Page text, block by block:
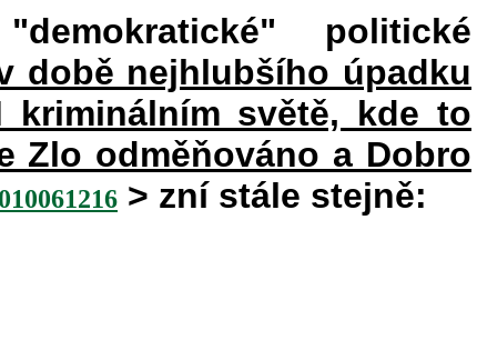
politické
době nejhlubšího úpadku
kriminálním světě, kde to
Zlo odměňováno a Dobro
> zní stále stejně: